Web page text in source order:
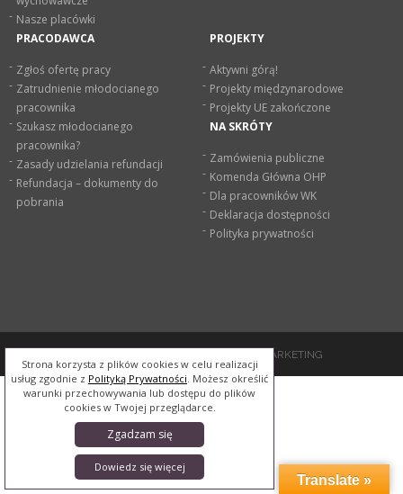
Nasze placówki
PRACODAWCA
Zgłoś ofertę pracy
Zatrudnienie młodocianego
pracownika
Szukasz młodocianego
pracownika?
Zasady udzielania refundacji
Refundacja – dokumenty do
pobrania
PROJEKTY
Aktywni górą!
Projekty międzynarodowe
Projekty UE zakończone
NA SKRÓTY
Zamówienia publiczne
Komenda Główna OHP
Dla pracowników WK
Deklaracja dostępności
Polityka prywatności
PANDA MARKETING
Strona korzysta z plików cookies w celu realizacji
usług zgodnie z Polityką Prywatności. Możesz określić
warunki przechowywania lub dostępu do plików
cookies w Twojej przeglądarce.
Zgadzam się
Dowiedz się więcej
Translate »